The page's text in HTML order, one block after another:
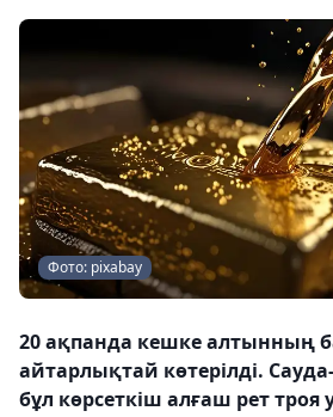
Фото: pixabay
20 ақпанда кешке алтынның
айтарлықтай көтерілді.
бұл көрсеткіш алғаш рет троя